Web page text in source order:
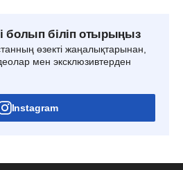
болып біліп отырыңыз
өзекті жаңалықтарынан,
мен эксклюзивтерден
Instagram